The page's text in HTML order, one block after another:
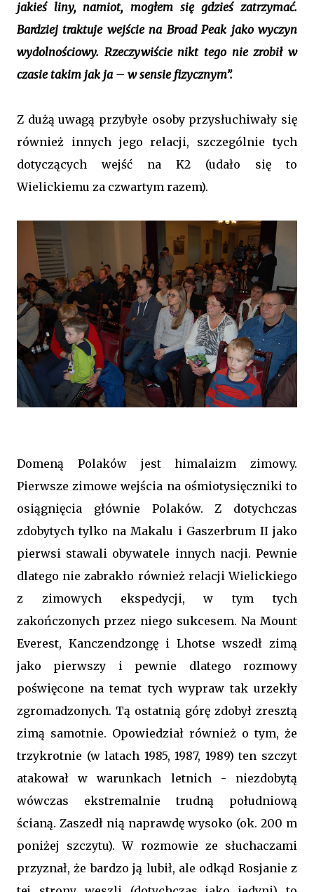
jakieś liny, namiot, mogłem się gdzieś zatrzymać.
Bardziej traktuje wejście na Broad Peak jako wyczyn
wydolnościowy. Rzeczywiście nikt tego nie zrobił w
czasie takim jak ja – w sensie fizycznym”.
Z dużą uwagą przybyłe osoby przysłuchiwały się
również innych jego relacji, szczególnie tych
dotyczących wejść na K2 (udało się to
Wielickiemu za czwartym razem).
Domeną Polaków jest himalaizm zimowy.
Pierwsze zimowe wejścia na ośmiotysięczniki to
osiągnięcia głównie Polaków. Z dotychczas
zdobytych tylko na Makalu i Gaszerbrum II jako
pierwsi stawali obywatele innych nacji. Pewnie
dlatego nie zabrakło również relacji Wielickiego
z zimowych ekspedycji, w tym tych
zakończonych przez niego sukcesem. Na Mount
Everest, Kanczendzongę i Lhotse wszedł zimą
jako pierwszy i pewnie dlatego rozmowy
poświęcone na temat tych wypraw tak urzekły
zgromadzonych. Tą ostatnią górę zdobył zresztą
zimą samotnie. Opowiedział również o tym, że
trzykrotnie (w latach 1985, 1987, 1989) ten szczyt
atakował w warunkach letnich - niezdobytą
wówczas ekstremalnie trudną południową
ścianą. Zaszedł nią naprawdę wysoko (ok. 200 m
poniżej szczytu). W rozmowie ze słuchaczami
przyznał, że bardzo ją lubił, ale odkąd Rosjanie z